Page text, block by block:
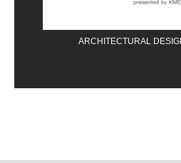
ARCHITECTURAL